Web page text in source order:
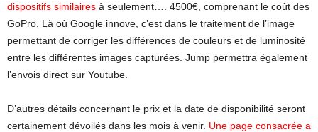
dispositifs similaires à seulement…. 4500€, comprenant le coût des
GoPro. Là où Google innove, c’est dans le traitement de l’image
permettant de corriger les différences de couleurs et de luminosité
entre les différentes images capturées. Jump permettra également
l’envois direct sur Youtube.
D’autres détails concernant le prix et la date de disponibilité seront
certainement dévoilés dans les mois à venir. Une page consacrée a